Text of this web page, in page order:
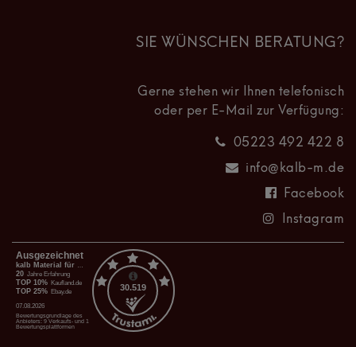
SIE WÜNSCHEN BERATUNG?
Gerne stehen wir Ihnen telefonisch
oder per E-Mail zur Verfügung:
05223 492 422 8
info@kalb-m.de
Facebook
Instagram